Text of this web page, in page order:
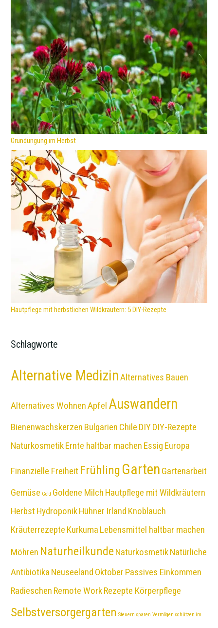
Gründüngung im Herbst
Hautpflege mit herbstlichen Wildkräutern: 5 DIY-Rezepte
Schlagworte
Alternative MedizinAlternatives Bauen
Alternatives WohnenApfel Auswandern
Bienenwachskerzen Bulgarien Chile DIYDIY-Rezepte
NaturkosmetikErnte haltbar machen Essig Europa
Finanzielle Freiheit Frühling Garten Gartenarbeit
Gemüse Gold Goldene Milch Hautpflege mit Wildkräutern
Herbst HydroponikHühner Irland Knoblauch
Kräuterrezepte Kurkuma Lebensmittel haltbar machen
Möhren NaturheilkundeNaturkosmetikNatürliche
Antibiotika Neuseeland Oktober Passives Einkommen
Radieschen Remote WorkRezepte Körperpflege
Selbstversorgergarten Steuern sparen Vermögen schützen im